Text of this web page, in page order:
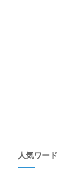
人気ワード